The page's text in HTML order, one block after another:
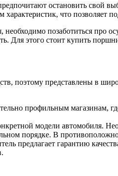
остановить свой
что позволяет
позаботиться про
Для этого стоит купить
поэтому представлены в
профильным магазинам,
модели автомобиля.
порядке. В
предлагает гарантию